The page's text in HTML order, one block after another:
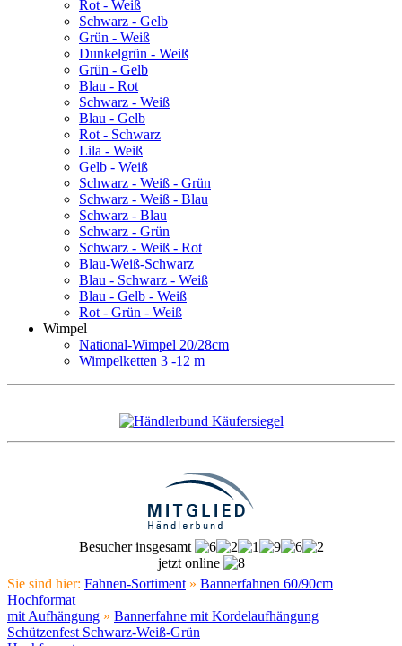
Rot - Weiß
Schwarz - Gelb
Grün - Weiß
Dunkelgrün - Weiß
Grün - Gelb
Blau - Rot
Schwarz - Weiß
Blau - Gelb
Rot - Schwarz
Lila - Weiß
Gelb - Weiß
Schwarz - Weiß - Grün
Schwarz - Weiß - Blau
Schwarz - Blau
Schwarz - Grün
Schwarz - Weiß - Rot
Blau-Weiß-Schwarz
Blau - Schwarz - Weiß
Blau - Gelb - Weiß
Rot - Grün - Weiß
Wimpel
National-Wimpel 20/28cm
Wimpelketten 3 -12 m
Besucher insgesamt
jetzt online
Sie sind hier: Fahnen-Sortiment » Bannerfahnen 60/90cm
Hochformat
mit Aufhängung » Bannerfahne mit Kordelaufhängung
Schützenfest Schwarz-Weiß-Grün